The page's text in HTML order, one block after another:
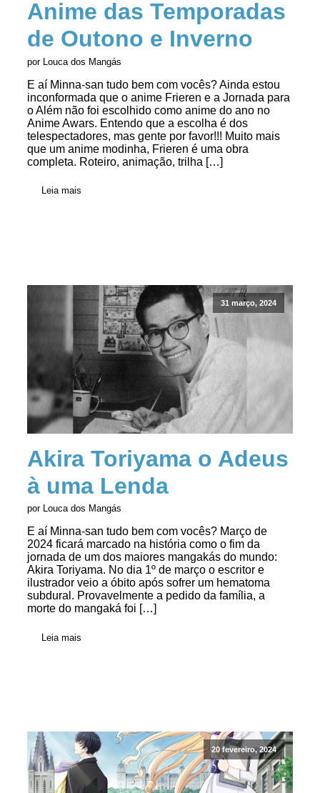
Anime das Temporadas
de Outono e Inverno
por Louca dos Mangás
E aí Minna-san tudo bem com vocês? Ainda estou
inconformada que o anime Frieren e a Jornada para
o Além não foi escolhido como anime do ano no
Anime Awars. Entendo que a escolha é dos
telespectadores, mas gente por favor!!! Muito mais
que um anime modinha, Frieren é uma obra
completa. Roteiro, animação, trilha […]
Leia mais
31 março, 2024
Akira Toriyama o Adeus
à uma Lenda
por Louca dos Mangás
E aí Minna-san tudo bem com vocês? Março de
2024 ficará marcado na história como o fim da
jornada de um dos maiores mangakás do mundo:
Akira Toriyama. No dia 1º de março o escritor e
ilustrador veio a óbito após sofrer um hematoma
subdural. Provavelmente a pedido da família, a
morte do mangaká foi […]
Leia mais
20 fevereiro, 2024